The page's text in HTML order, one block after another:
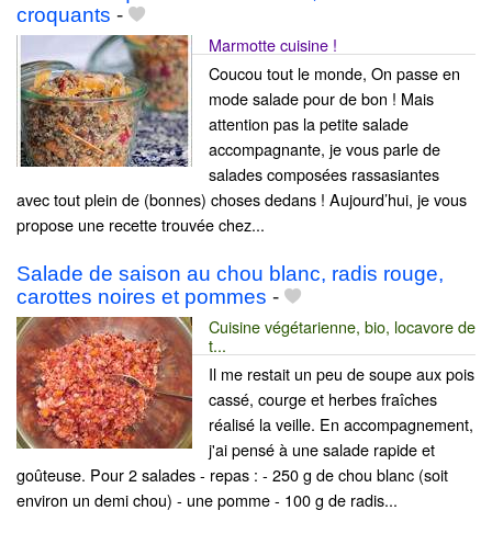
croquants -
Marmotte cuisine !
Coucou tout le monde, On passe en
mode salade pour de bon ! Mais
attention pas la petite salade
accompagnante, je vous parle de
salades composées rassasiantes
avec tout plein de (bonnes) choses dedans ! Aujourd’hui, je vous
propose une recette trouvée chez...
Salade de saison au chou blanc, radis rouge,
carottes noires et pommes -
Cuisine végétarienne, bio, locavore de
t...
Il me restait un peu de soupe aux pois
cassé, courge et herbes fraîches
réalisé la veille. En accompagnement,
j'ai pensé à une salade rapide et
goûteuse. Pour 2 salades - repas : - 250 g de chou blanc (soit
environ un demi chou) - une pomme - 100 g de radis...